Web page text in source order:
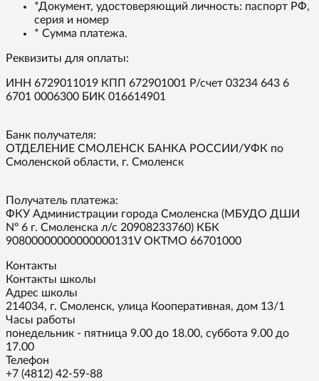
*Документ, удостоверяющий личность: паспорт РФ,
серия и номер
* Сумма платежа.
Реквизиты для оплаты:
ИНН 6729011019 КПП 672901001 Р/счет 03234 643 6
6701 0006300 БИК 016614901
Банк получателя:
ОТДЕЛЕНИЕ СМОЛЕНСК БАНКА РОССИИ/УФК по
Смоленской области, г. Смоленск
Получатель платежа:
ФКУ Администрации города Смоленска (МБУДО ДШИ
Nº 6 г. Смоленска л/с 20908233760) КБК
90800000000000000131V ОКТМО 66701000
Контакты
Контакты школы
Адрес школы
214034, г. Смоленск, улица Кооперативная, дом 13/1
Часы работы
понедельник - пятница 9.00 до 18.00, суббота 9.00 до
17.00
Телефон
+7 (4812) 42-59-88